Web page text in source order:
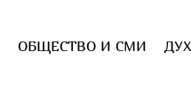
ОБЩЕСТВО И СМИ